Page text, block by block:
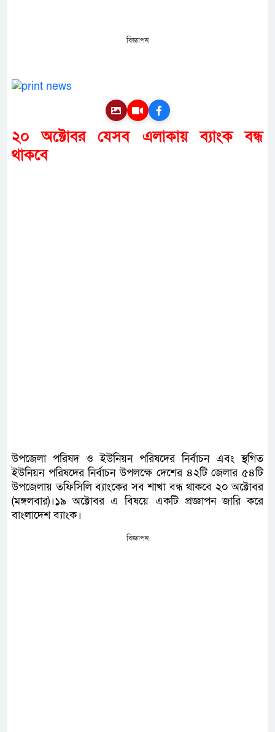
বিজ্ঞাপন
২০ অক্টোবর যেসব এলাকায় ব্যাংক বন্ধ
থাকবে
উপজেলা পরিষদ ও ইউনিয়ন পরিষদের নির্বাচন এবং স্থগিত
ইউনিয়ন পরিষদের নির্বাচন উপলক্ষে দেশের ৪২টি জেলার ৫৪টি
উপজেলায় তফিসিলি ব্যাংকের সব শাখা বন্ধ থাকবে ২০ অক্টোবর
(মঙ্গলবার)।১৯ অক্টোবর এ বিষয়ে একটি প্রজ্ঞাপন জারি করে
বাংলাদেশ ব্যাংক।
বিজ্ঞাপন